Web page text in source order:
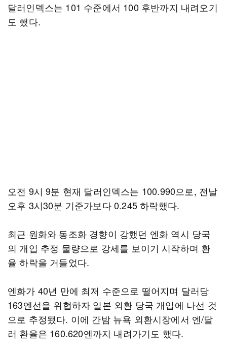
달러인덱스는 101 수준에서 100 후반까지 내려오기
도 했다.
오전 9시 9분 현재 달러인덱스는 100.990으로, 전날
오후 3시30분 기준가보다 0.245 하락했다.
최근 원화와 동조화 경향이 강했던 엔화 역시 당국
의 개입 추정 물량으로 강세를 보이기 시작하며 환
율 하락을 거들었다.
엔화가 40년 만에 최저 수준으로 떨어지며 달러당
163엔선을 위협하자 일본 외환 당국 개입에 나선 것
으로 추정됐다. 이에 간밤 뉴욕 외환시장에서 엔/달
러 환율은 160.620엔까지 내려가기도 했다.